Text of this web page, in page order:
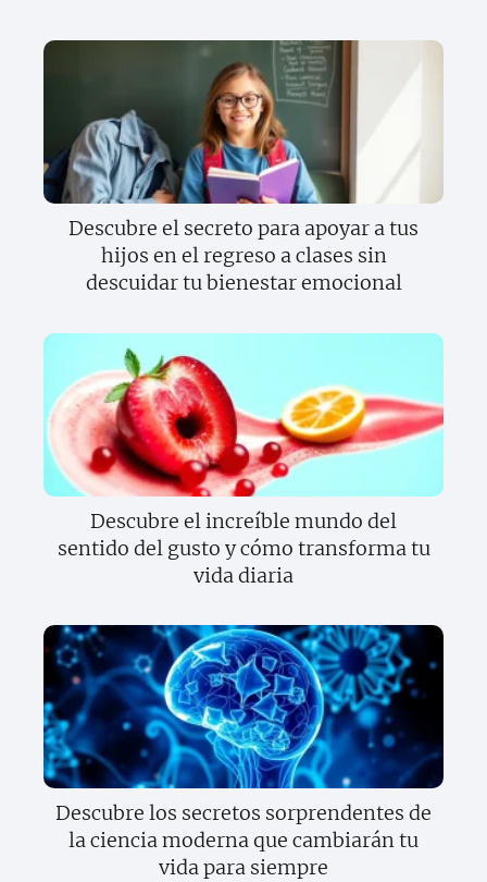
Descubre el secreto para apoyar a tus
hijos en el regreso a clases sin
descuidar tu bienestar emocional
Descubre el increíble mundo del
sentido del gusto y cómo transforma tu
vida diaria
Descubre los secretos sorprendentes de
la ciencia moderna que cambiarán tu
vida para siempre